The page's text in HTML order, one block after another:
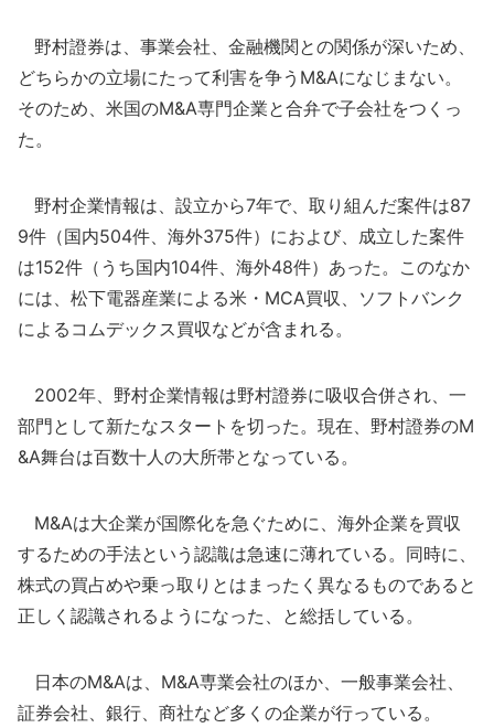
野村證券は、事業会社、金融機関との関係が深いため、
どちらかの立場にたって利害を争うM&Aになじまない。
そのため、米国のM&A専門企業と合弁で子会社をつくっ
た。
野村企業情報は、設立から7年で、取り組んだ案件は87
9件（国内504件、海外375件）におよび、成立した案件
は152件（うち国内104件、海外48件）あった。このなか
には、松下電器産業による米・MCA買収、ソフトバンク
によるコムデックス買収などが含まれる。
2002年、野村企業情報は野村證券に吸収合併され、一
部門として新たなスタートを切った。現在、野村證券のM
&A舞台は百数十人の大所帯となっている。
M&Aは大企業が国際化を急ぐために、海外企業を買収
するための手法という認識は急速に薄れている。同時に、
株式の買占めや乗っ取りとはまったく異なるものであると
正しく認識されるようになった、と総括している。
日本のM&Aは、M&A専業会社のほか、一般事業会社、
証券会社、銀行、商社など多くの企業が行っている。